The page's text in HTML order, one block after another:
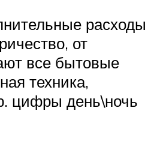
расходы
от
все бытовые
техника,
цифры день\ночь